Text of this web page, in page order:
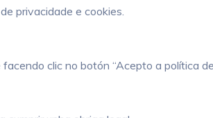
privacidade e cookies.
clic no botón “Acepto a política